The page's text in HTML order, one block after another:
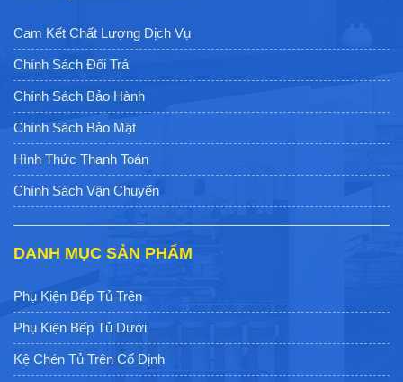
Cam Kết Chất Lượng Dịch Vụ
Chính Sách Đổi Trả
Chính Sách Bảo Hành
Chính Sách Bảo Mật
Hình Thức Thanh Toán
Chính Sách Vận Chuyển
DANH MỤC SẢN PHẨM
Phụ Kiện Bếp Tủ Trên
Phụ Kiện Bếp Tủ Dưới
Kệ Chén Tủ Trên Cố Định